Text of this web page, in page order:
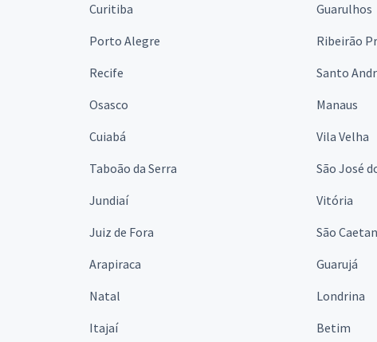
Curitiba
Guarulhos
Porto Alegre
Ribeirão
Recife
Santo
Osasco
Manaus
Cuiabá
Vila Velha
Taboão da Serra
São José
Jundiaí
Vitória
Juiz de Fora
São
Arapiraca
Guarujá
Natal
Londrina
Itajaí
Betim